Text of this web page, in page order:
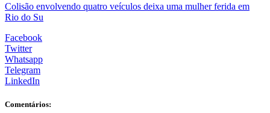
Colisão envolvendo quatro veículos deixa uma mulher ferida em
Rio do Su
Facebook
Twitter
Whatsapp
Telegram
LinkedIn
Comentários: